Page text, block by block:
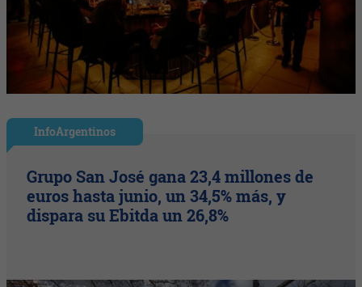
InfoArgentinos
Grupo San José gana 23,4 millones de
euros hasta junio, un 34,5% más, y
dispara su Ebitda un 26,8%